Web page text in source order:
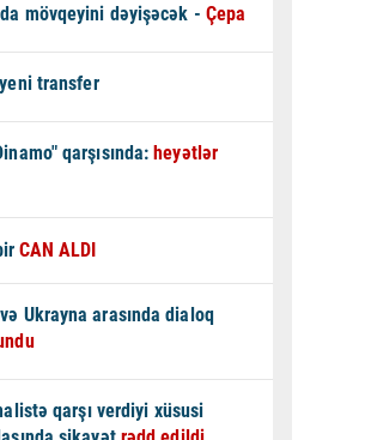
mövqeyini dəyişəcək - Çepa
transfer
qarşısında:heyətlər
CAN ALDI
Ukrayna arasında dialoq
qarşı verdiyi xüsusi